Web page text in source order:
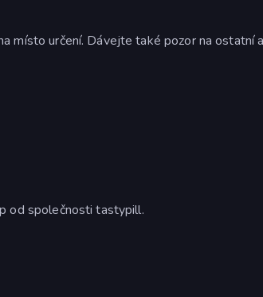
místo určení. Dávejte také pozor na ostatní
od společnosti tastypill.